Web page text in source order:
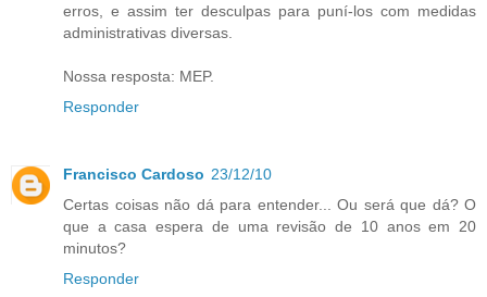
erros, e assim ter desculpas para puní-los com medidas
administrativas diversas.
Nossa resposta: MEP.
Responder
Francisco Cardoso 23/12/10
Certas coisas não dá para entender... Ou será que dá? O
que a casa espera de uma revisão de 10 anos em 20
minutos?
Responder